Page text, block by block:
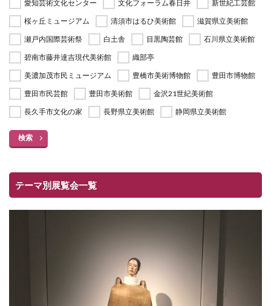
愛知芸術文化センター
文化フォーラム春日井
新世紀工芸館
桜ヶ丘ミュージアム
清須市はるひ美術館
滋賀県立美術館
瀬戸内国際芸術祭
白土舎 目黒陶芸館
石川県立美術館
碧南市藤井達吉現代美術館
織部亭
美濃加茂市民ミュージアム
豊橋市美術博物館
豊田市博物館
豊田市民芸館
豊田市美術館
金沢21世紀美術館
長久手市文化の家
長野県立美術館 静岡県立美術館
検索
テーマ別展覧会一覧